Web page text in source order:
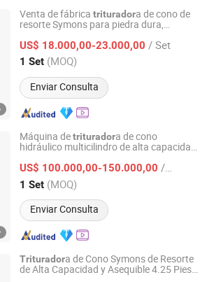
Venta de fábrica trituradora de cono de
resorte Symons para piedra dura,
trituración de yeso
US$ 18.000,00-23.000,00 / Set
1 Set (MOQ)
Enviar Consulta
Equipment Co Ltd
Desde 2024
Máquina detrituradora de cono
hidráulico multicilindro de alta capacidad
mármol, guijarro y piedra
US$ 100.000,00-150.000,00 / Set
1 Set (MOQ)
Enviar Consulta
Equipment Co Ltd
Desde 2024
Trituradora de Cono Symons de Resorte
de Alta Capacidad y Asequible 4.25 Pies
Equipment Co Ltd